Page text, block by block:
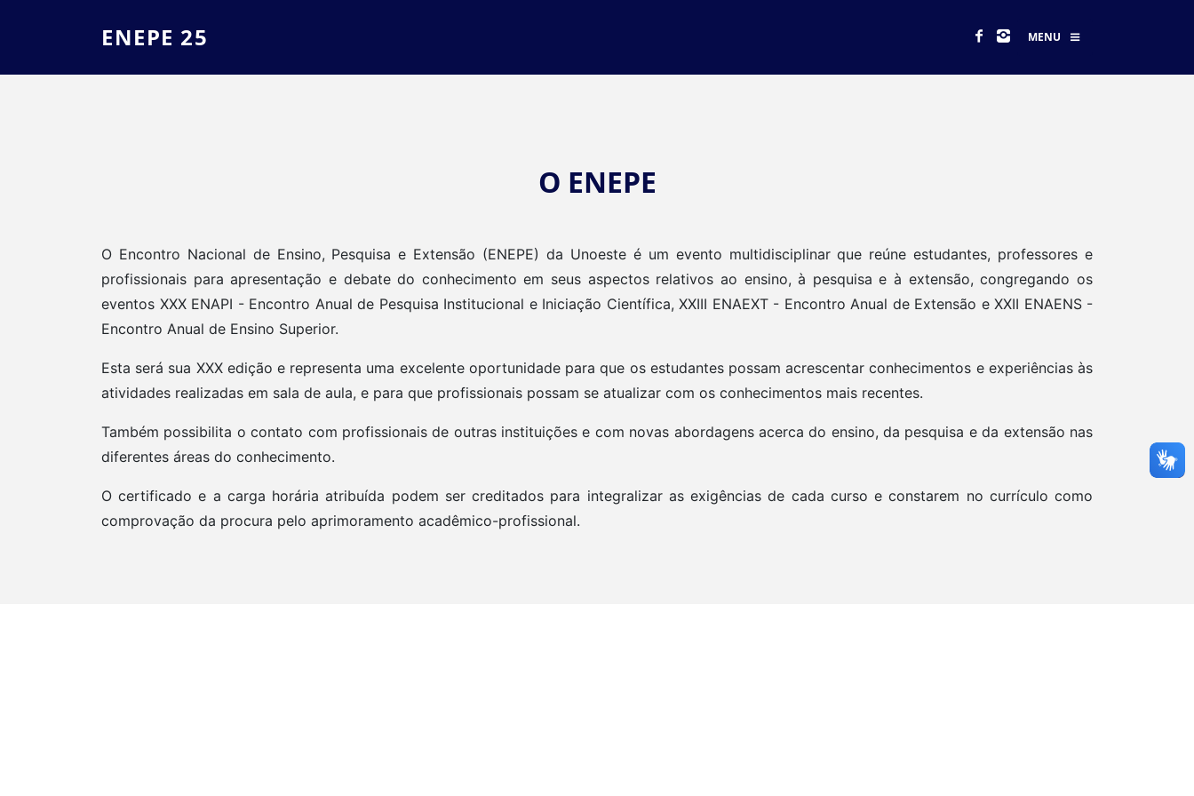
ENEPE 25 MENU
O ENEPE
O Encontro Nacional de Ensino, Pesquisa e Extensão (ENEPE) da Unoeste é um evento multidisciplinar que reúne estudantes, professores e
profissionais para apresentação e debate do conhecimento em seus aspectos relativos ao ensino, à pesquisa e à extensão, congregando os
eventos XXX ENAPI - Encontro Anual de Pesquisa Institucional e Iniciação Científica, XXIII ENAEXT - Encontro Anual de Extensão e XXII ENAENS -
Encontro Anual de Ensino Superior.
Esta será sua XXX edição e representa uma excelente oportunidade para que os estudantes possam acrescentar conhecimentos e experiências às
atividades realizadas em sala de aula, e para que profissionais possam se atualizar com os conhecimentos mais recentes.
Também possibilita o contato com profissionais de outras instituições e com novas abordagens acerca do ensino, da pesquisa e da extensão nas
diferentes áreas do conhecimento.
O certificado e a carga horária atribuída podem ser creditados para integralizar as exigências de cada curso e constarem no currículo como
comprovação da procura pelo aprimoramento acadêmico-profissional.